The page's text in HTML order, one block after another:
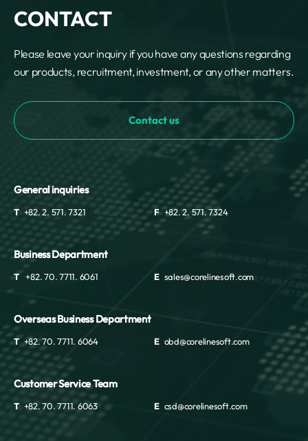
CONTACT
Please leave your inquiry if you have any questions regarding
our products, recruitment, investment, or any other matters.
Contact us
General inquiries
T +82. 2. 571. 7321 F +82. 2. 571. 7324
Business Department
T +82. 70. 7711. 6061 E sales@corelinesoft.com
Overseas Business Department
T +82. 70. 7711. 6064 E obd@corelinesoft.com
Customer Service Team
T +82. 70. 7711. 6063 E csd@corelinesoft.com